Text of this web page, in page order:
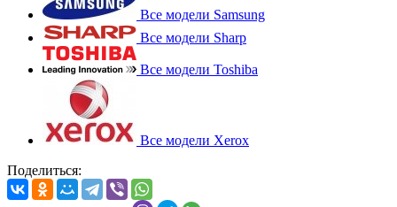
Все модели Samsung
Все модели Sharp
Все модели Toshiba
Все модели Xerox
Поделиться: